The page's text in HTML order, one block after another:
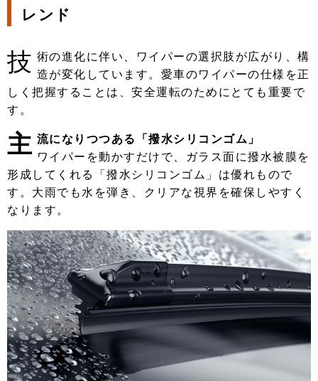
レンド
技 術の進化に伴い、ワイパーの選択肢が広がり、構
造が変化しています。愛車のワイパーの仕様を正
しく把握することは、安全運転のためにとても重要で
す。
主 流になりつつある「撥水シリコンゴム」
ワイパーを動かすだけで、ガラス面に撥水被膜を
形成してくれる「撥水シリコンゴム」は優れもので
す。大雨でも水を弾き、クリアな視界を確保しやすく
なります。